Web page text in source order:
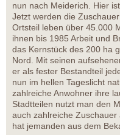
nun nach Meiderich. Hier
Jetzt werden die
Ortsteil leben über 45.000
ihnen bis 1985 Arbeit und
das Kernstück des 200 ha
Nord. Mit seinen
er als fester Bestandteil
nun im hellen Tageslicht
zahlreiche Anwohner ihre
Stadtteilen nutzt man den
auch zahlreiche
hat jemanden aus dem